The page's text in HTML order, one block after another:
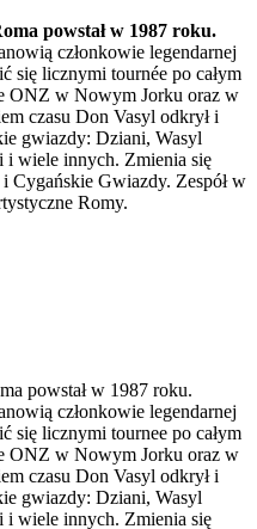
powstał w 1987 roku.
członkowie legendarnej
się licznymi tournée po całym
ONZ w Nowym Jorku oraz w
czasu Don Vasyl odkrył i
gwiazdy: Dziani, Wasyl
i wiele innych. Zmienia się
Cygańskie Gwiazdy. Zespół w
Romy.
powstał w 1987 roku.
członkowie legendarnej
się licznymi tournee po całym
ONZ w Nowym Jorku oraz w
czasu Don Vasyl odkrył i
gwiazdy: Dziani, Wasyl
i wiele innych. Zmienia się